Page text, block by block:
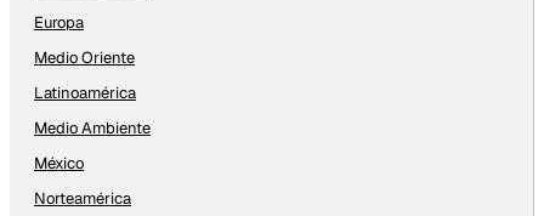
Europa
Medio Oriente
Latinoamérica
Medio Ambiente
México
Norteamérica